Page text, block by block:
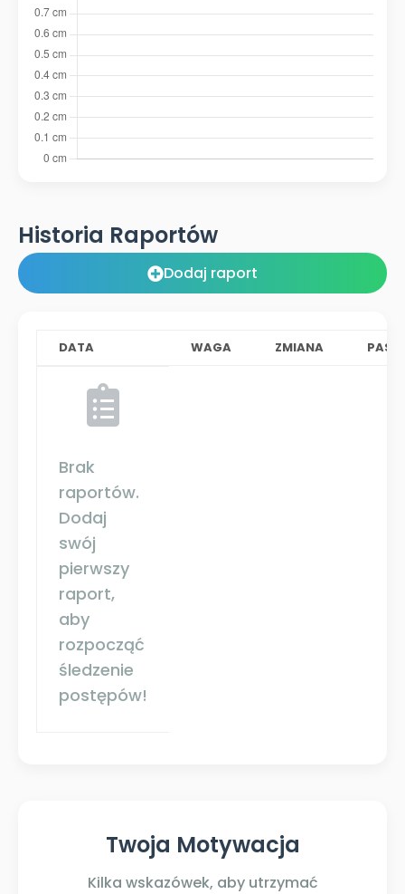
Historia Raportów
Dodaj raport
DATA WAGA ZMIANA PAS
Brak
raportów.
Dodaj
swój
pierwszy
raport,
aby
rozpocząć
śledzenie
postępów!
Twoja Motywacja
Kilka wskazówek, aby utrzymać